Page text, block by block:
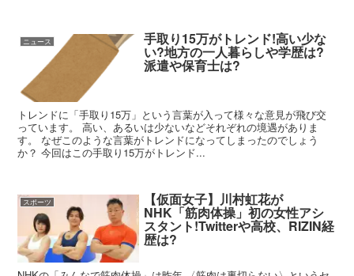
ニュース 手取り15万がトレンド!高い少な
い?地方の一人暮らしや学歴は?
派遣や保育士は?
トレンドに「手取り15万」という言葉が入って様々な意見が飛び交
っています。 高い、あるいは少ないなどそれぞれの境遇がありま
す。 なぜこのような言葉がトレンドになってしまったのでしょう
か？ 今回はこの手取り15万がトレンド...
スポーツ 【仮面女子】川村虹花が
NHK「筋肉体操」初の女性アシ
スタント!Twitterや高校、RIZIN経
歴は?